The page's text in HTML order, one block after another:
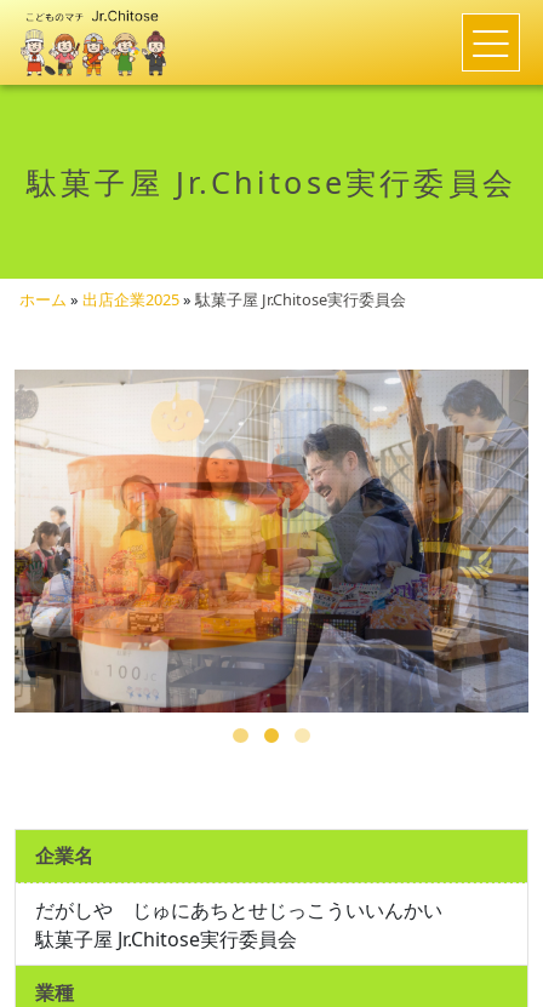
駄菓子屋 Jr.Chitose実行委員会
ホーム » 出店企業2025»駄菓子屋 Jr.Chitose実行委員会
企業名
だがしや じゅにあちとせじっこういいんかい
駄菓子屋 Jr.Chitose実行委員会
業種